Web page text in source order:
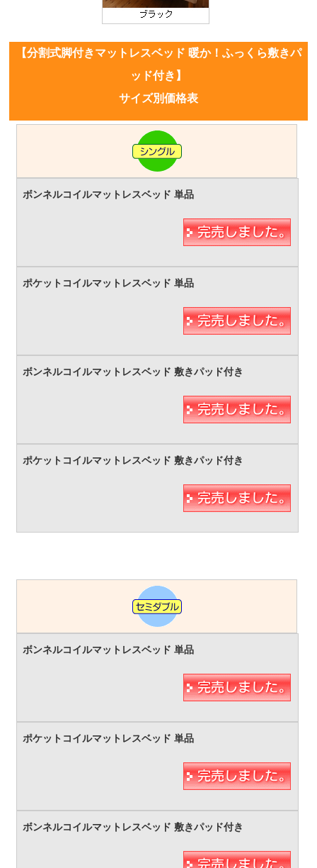
【分割式脚付きマットレスベッド 暖か！ふっくら敷きパ
ッド付き】
サイズ別価格表